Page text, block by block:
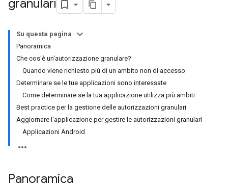
granulari
Su questa pagina
Panoramica
Che cos'è un'autorizzazione granulare?
Quando viene richiesto più di un ambito non di accesso
Determinare se le tue applicazioni sono interessate
Come determinare se la tua applicazione utilizza più ambiti
Best practice per la gestione delle autorizzazioni granulari
Aggiornare l'applicazione per gestire le autorizzazioni granulari
Applicazioni Android
Panoramica